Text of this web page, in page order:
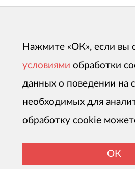
Нажмите «ОК», если вы
условиями обработки
данных о поведении на
необходимых для
обработку cookie
ОК